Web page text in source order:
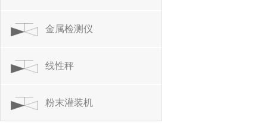
金属检测仪
线性秤
粉末灌装机